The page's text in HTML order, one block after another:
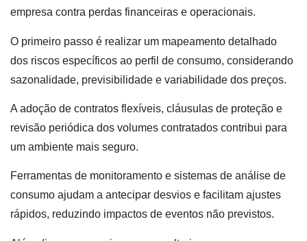
empresa contra perdas financeiras e operacionais.
O primeiro passo é realizar um mapeamento detalhado
dos riscos específicos ao perfil de consumo, considerando
sazonalidade, previsibilidade e variabilidade dos preços.
A adoção de contratos flexíveis, cláusulas de proteção e
revisão periódica dos volumes contratados contribui para
um ambiente mais seguro.
Ferramentas de monitoramento e sistemas de análise de
consumo ajudam a antecipar desvios e facilitam ajustes
rápidos, reduzindo impactos de eventos não previstos.